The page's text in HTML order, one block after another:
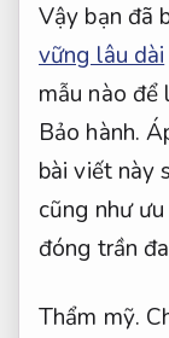
Vậy bạn đã
vững lâu dài
mẫu nào để
Bảo hành.
bài viết này
cũng như
đóng trần
Thẩm mỹ.